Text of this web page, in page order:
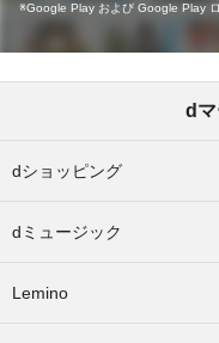
Google Play および Google Play
d
dショッピング
dミュージック
Lemino